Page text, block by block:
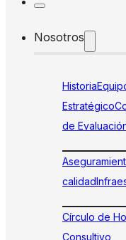
Nosotros
Historia
Estratégico
de
calidad
Círculo de
Consultivo